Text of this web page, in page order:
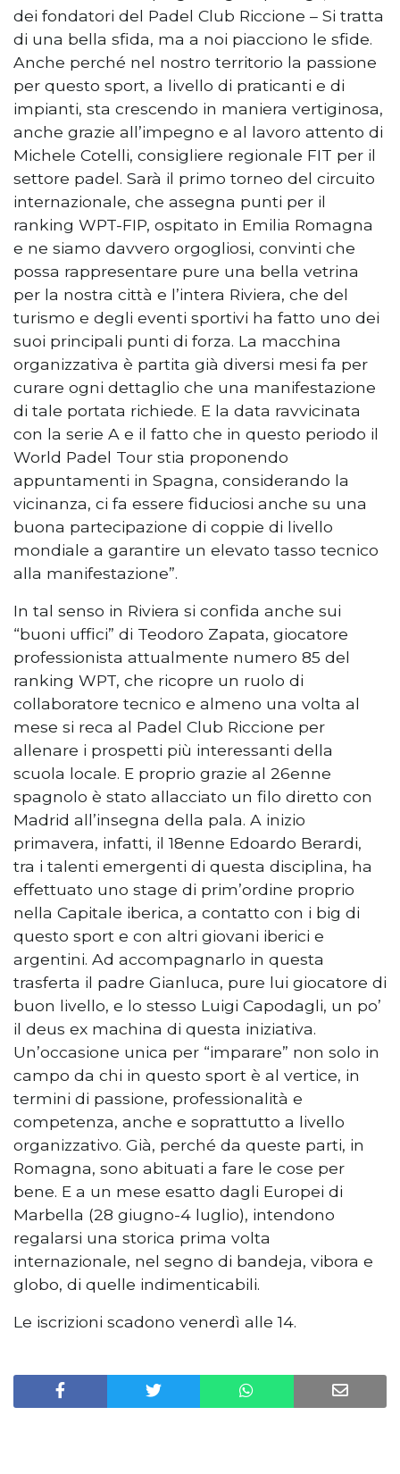
dei fondatori del Padel Club Riccione – Si tratta
di una bella sfida, ma a noi piacciono le sfide.
Anche perché nel nostro territorio la passione
per questo sport, a livello di praticanti e di
impianti, sta crescendo in maniera vertiginosa,
anche grazie all’impegno e al lavoro attento di
Michele Cotelli, consigliere regionale FIT per il
settore padel. Sarà il primo torneo del circuito
internazionale, che assegna punti per il
ranking WPT-FIP, ospitato in Emilia Romagna
e ne siamo davvero orgogliosi, convinti che
possa rappresentare pure una bella vetrina
per la nostra città e l’intera Riviera, che del
turismo e degli eventi sportivi ha fatto uno dei
suoi principali punti di forza. La macchina
organizzativa è partita già diversi mesi fa per
curare ogni dettaglio che una manifestazione
di tale portata richiede. E la data ravvicinata
con la serie A e il fatto che in questo periodo il
World Padel Tour stia proponendo
appuntamenti in Spagna, considerando la
vicinanza, ci fa essere fiduciosi anche su una
buona partecipazione di coppie di livello
mondiale a garantire un elevato tasso tecnico
alla manifestazione”.
In tal senso in Riviera si confida anche sui
“buoni uffici” di Teodoro Zapata, giocatore
professionista attualmente numero 85 del
ranking WPT, che ricopre un ruolo di
collaboratore tecnico e almeno una volta al
mese si reca al Padel Club Riccione per
allenare i prospetti più interessanti della
scuola locale. E proprio grazie al 26enne
spagnolo è stato allacciato un filo diretto con
Madrid all’insegna della pala. A inizio
primavera, infatti, il 18enne Edoardo Berardi,
tra i talenti emergenti di questa disciplina, ha
effettuato uno stage di prim’ordine proprio
nella Capitale iberica, a contatto con i big di
questo sport e con altri giovani iberici e
argentini. Ad accompagnarlo in questa
trasferta il padre Gianluca, pure lui giocatore di
buon livello, e lo stesso Luigi Capodagli, un po’
il deus ex machina di questa iniziativa.
Un’occasione unica per “imparare” non solo in
campo da chi in questo sport è al vertice, in
termini di passione, professionalità e
competenza, anche e soprattutto a livello
organizzativo. Già, perché da queste parti, in
Romagna, sono abituati a fare le cose per
bene. E a un mese esatto dagli Europei di
Marbella (28 giugno-4 luglio), intendono
regalarsi una storica prima volta
internazionale, nel segno di bandeja, vibora e
globo, di quelle indimenticabili.
Le iscrizioni scadono venerdì alle 14.